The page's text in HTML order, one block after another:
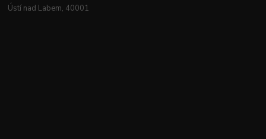
Ústí nad Labem, 40001